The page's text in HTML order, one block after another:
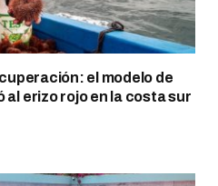
el modelo de
erizo rojo en la costa sur